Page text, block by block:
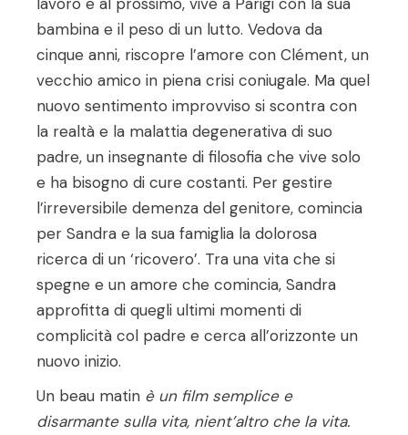
bambina e il peso di un lutto. Vedova da
cinque anni, riscopre l’amore con Clément, un
vecchio amico in piena crisi coniugale. Ma quel
nuovo sentimento improvviso si scontra con
la realtà e la malattia degenerativa di suo
padre, un insegnante di filosofia che vive solo
e ha bisogno di cure costanti. Per gestire
l’irreversibile demenza del genitore, comincia
per Sandra e la sua famiglia la dolorosa
ricerca di un ‘ricovero’. Tra una vita che si
spegne e un amore che comincia, Sandra
approfitta di quegli ultimi momenti di
complicità col padre e cerca all’orizzonte un
nuovo inizio.
Un beau matin è un film semplice e
disarmante sulla vita, nient’altro che la vita.